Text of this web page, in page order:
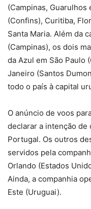
(Campinas,
(Confins), Curitiba,
Santa Maria. Além da
(Campinas), os dois
da Azul em São Paulo
Janeiro (Santos
todo o país à capital
O anúncio de voos
declarar a intenção de
Portugal. Os outros
servidos pela
Orlando (Estados
Ainda, a companhia
Este (Uruguai).